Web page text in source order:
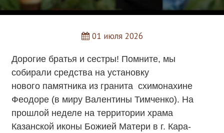
01 июля 2026
Дорогие братья и сестры! Помните, мы
собирали средства на установку
нового памятника из гранита схимонахине
Феодоре (в миру Валентины Тимченко). На
прошлой неделе на территории храма
Казанской иконы Божией Матери в г. Кара-